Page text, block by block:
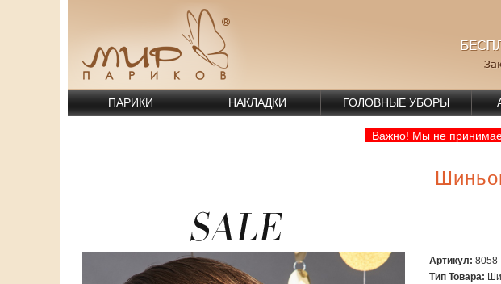
ПАРИКИ НАКЛАДКИ ГОЛОВНЫЕ УБОРЫ
Важно! Мы не
Артикул: 8058
Тип Товара: